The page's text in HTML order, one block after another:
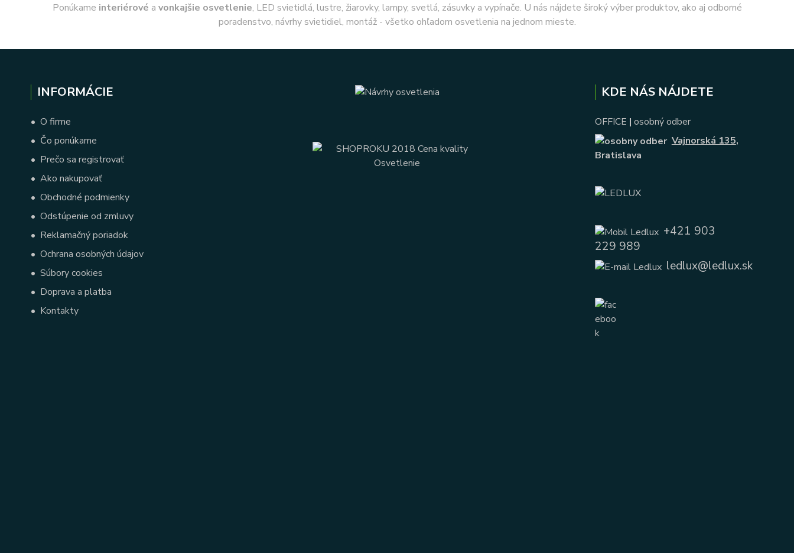
Ponúkame interiérové a vonkajšie osvetlenie, LED svietidlá, lustre, žiarovky, lampy, svetlá, zásuvky a vypínače. U nás nájdete široký výber produktov, ako aj odborné
poradenstvo, návrhy svietidiel, montáž - všetko ohľadom osvetlenia na jednom mieste.
INFORMÁCIE
• O firme
• Čo ponúkame
• Prečo sa registrovať
• Ako nakupovať
• Obchodné podmienky
• Odstúpenie od zmluvy
• Reklamačný poriadok
• Ochrana osobných údajov
• Súbory cookies
• Doprava a platba
• Kontakty
KDE NÁS NÁJDETE
OFFICE | osobný odber
Vajnorská 135,
Bratislava
+421 903
229 989
ledlux@ledlux.sk